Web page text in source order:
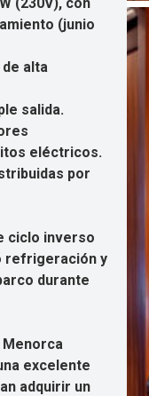
(junio
de alta
salida.
eléctricos.
por
ciclo inverso
refrigeración y
durante
Menorca
excelente
adquirir un